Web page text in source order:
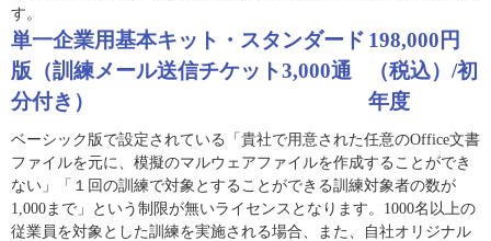
す。
単一企業用基本キット・スタンダード
版（訓練メール送信チケット3,000通
分付き）
198,000円
（税込）/初
年度
ベーシック版で設定されている「貴社で用意された任意のOffice文書
ファイルを元に、模擬のマルウェアファイルを作成することができ
ない」「１回の訓練で対象とすることができる訓練対象者の数が
1,000まで」という制限が無いライセンスとなります。1000名以上の
従業員を対象とした訓練を実施される場合、また、自社オリジナル